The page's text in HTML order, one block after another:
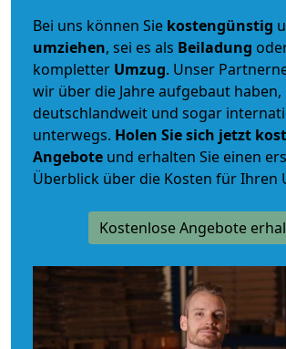
Bei uns können Sie kostengünstig
umziehen, sei es als Beiladung
kompletter Umzug. Unser
wir über die Jahre aufgebaut haben,
deutschlandweit und sogar
unterwegs. Holen Sie sich jetzt
Angebote und erhalten Sie einen
Überblick über die Kosten für Ihren
Kostenlose Angebote